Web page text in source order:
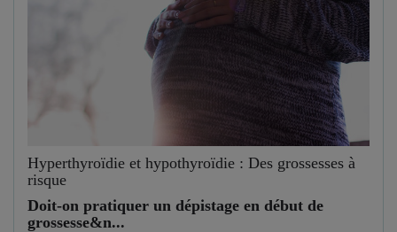
Hyperthyroïdie et hypothyroïdie : Des grossesses à
risque
Doit-on pratiquer un dépistage en début de
grossesse&n...